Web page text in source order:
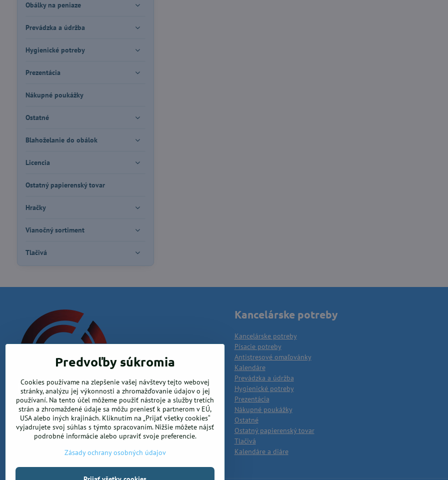
Obálky na peniaze
Prevádzka a údržba
Hygienické potreby
Prezentácia
Nákupné poukážky
Ostatné
Blahoželanie do obálok
Licencia
Ostatný papierenský tovar
Hračky
Vianočný sortiment
Tlačivá
Krea office, s.r.o.
Kamenica nad Hronom 526, 94365 Kamenica nad Hronom
0905 906 246
info@ekancelarskepotreby.sk
Kancelárske potreby
Kancelárske potreby
Písacie potreby
Antistresové omaľovánky
Kalendáre
Prevádzka a údržba
Hygienické potreby
Prezentácia
Nákupné poukážky
Ostatné
Ostatný papierenský tovar
Tlačivá
Kalendáre a diáre
Predvoľby súkromia
Cookies používame na zlepšenie vašej návštevy tejto webovej
stránky, analýzu jej výkonnosti a zhromažďovanie údajov o jej
používaní. Na tento účel môžeme použiť nástroje a služby tretích
strán a zhromaždené údaje sa môžu preniesť k partnerom v EÚ,
USA alebo iných krajinách. Kliknutím na „Prijať všetky cookies“
vyjadrujete svoj súhlas s týmto spracovaním. Nižšie môžete nájsť
podrobné informácie alebo upraviť svoje preferencie.
Zásady ochrany osobných údajov